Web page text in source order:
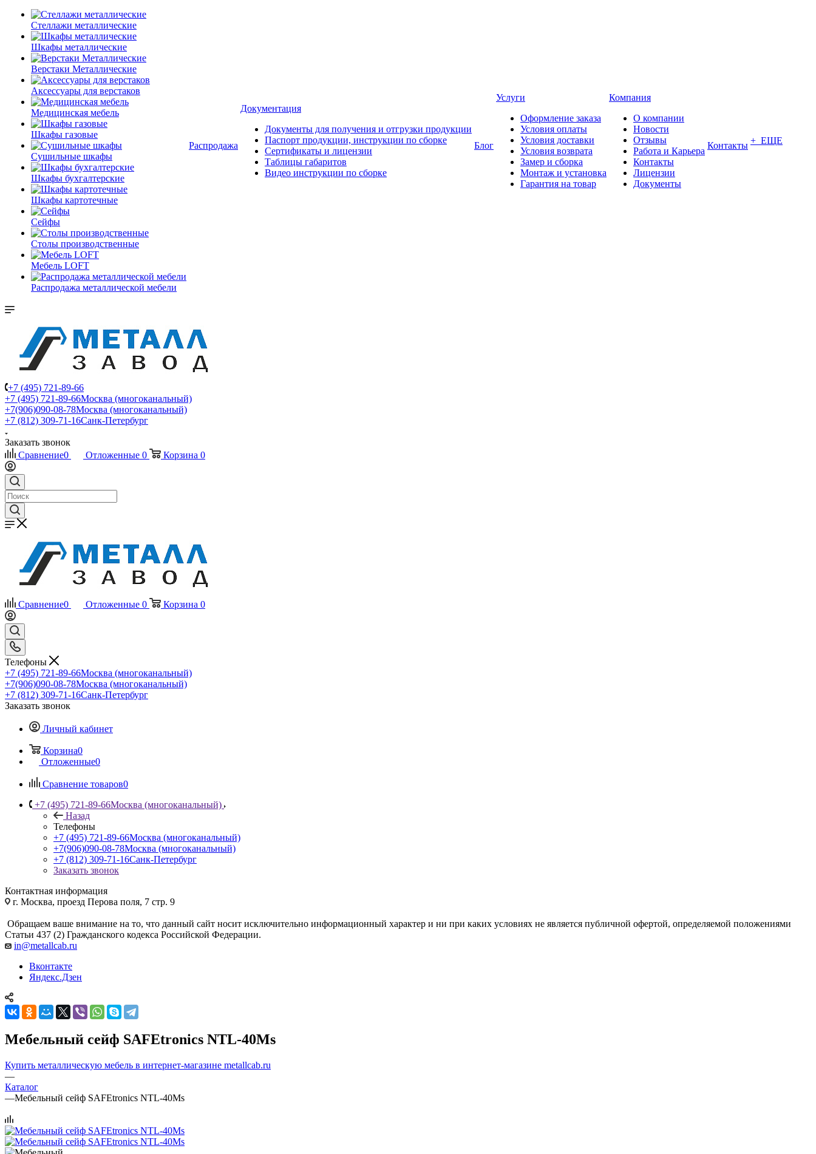
Стеллажи металлические
Шкафы металлические
Верстаки Металлические
Аксессуары для верстаков
Медицинская мебель
Шкафы газовые
Сушильные шкафы
Шкафы бухгалтерские
Шкафы картотечные
Сейфы
Столы производственные
Мебель LOFT
Распродажа металлической мебели
Распродажа
Документация
Документы для получения и отгрузки продукции
Паспорт продукции, инструкции по сборке
Сертификаты и лицензии
Таблицы габаритов
Видео инструкции по сборке
Блог
Услуги
Оформление заказа
Условия оплаты
Условия доставки
Условия возврата
Замер и сборка
Монтаж и установка
Гарантия на товар
Компания
О компании
Новости
Отзывы
Работа и Карьера
Контакты
Лицензии
Документы
Контакты + ЕЩЕ
+7 (495) 721-89-66
+7 (495) 721-89-66Москва (многоканальный)
+7(906)090-08-78Москва (многоканальный)
+7 (812) 309-71-16Санк-Петербург
Заказать звонок
Сравнение0 Отложенные 0 Корзина 0
Сравнение0 Отложенные 0 Корзина 0
Телефоны
+7 (495) 721-89-66Москва (многоканальный)
+7(906)090-08-78Москва (многоканальный)
+7 (812) 309-71-16Санк-Петербург
Заказать звонок
Личный кабинет
Корзина0
Отложенные0
Сравнение товаров0
+7 (495) 721-89-66Москва (многоканальный)
Назад
Телефоны
+7 (495) 721-89-66Москва (многоканальный)
+7(906)090-08-78Москва (многоканальный)
+7 (812) 309-71-16Санк-Петербург
Заказать звонок
Контактная информация
г. Москва, проезд Перова поля, 7 стр. 9
Обращаем ваше внимание на то, что данный сайт носит исключительно информационный характер и ни при каких условиях не является публичной офертой, определяемой положениями
Статьи 437 (2) Гражданского кодекса Российской Федерации.
in@metallcab.ru
Вконтакте
Яндекс.Дзен
Мебельный сейф SAFEtronics NTL-40Ms
Купить металлическую мебель в интернет-магазине metallcab.ru
—
Каталог
—Мебельный сейф SAFEtronics NTL-40Ms